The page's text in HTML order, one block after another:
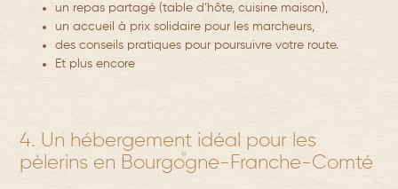
La Maison
Les Chambres
Les activités
un repas partagé (table d’hôte, cuisine maison),
unaccueil à prix solidaire pour les marcheurs,
desconseils pratiques pour poursuivre votre route.
Et plus encore
4. Un hébergement idéal pour les
pèlerins en Bourgogne-Franche-Comté